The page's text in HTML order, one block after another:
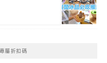
屬折扣碼